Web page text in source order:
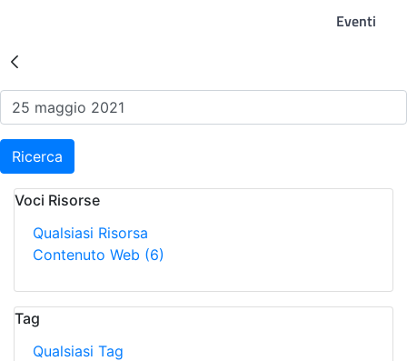
Eventi
Risultati della Ricerca -
Ricerca
Voci Risorse
Qualsiasi Risorsa
Contenuto Web (6)
Tag
Qualsiasi Tag